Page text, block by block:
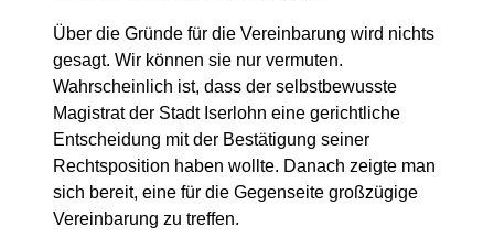
Über die Gründe für die Vereinbarung wird nichts
gesagt. Wir können sie nur vermuten.
Wahrscheinlich ist, dass der selbstbewusste
Magistrat der Stadt Iserlohn eine gerichtliche
Entscheidung mit der Bestätigung seiner
Rechtsposition haben wollte. Danach zeigte man
sich bereit, eine für die Gegenseite großzügige
Vereinbarung zu treffen.